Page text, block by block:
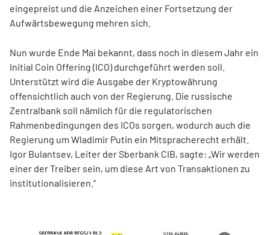
eingepreist und die Anzeichen einer Fortsetzung der
Aufwärtsbewegung mehren sich.
Nun wurde Ende Mai bekannt, dass noch in diesem Jahr ein
Initial Coin Offering (ICO) durchgeführt werden soll.
Unterstützt wird die Ausgabe der Kryptowährung
offensichtlich auch von der Regierung. Die russische
Zentralbank soll nämlich für die regulatorischen
Rahmenbedingungen des ICOs sorgen, wodurch auch die
Regierung um Wladimir Putin ein Mitspracherecht erhält.
Igor Bulantsev, Leiter der Sberbank CIB, sagte: „Wir werden
einer der Treiber sein, um diese Art von Transaktionen zu
institutionalisieren.“